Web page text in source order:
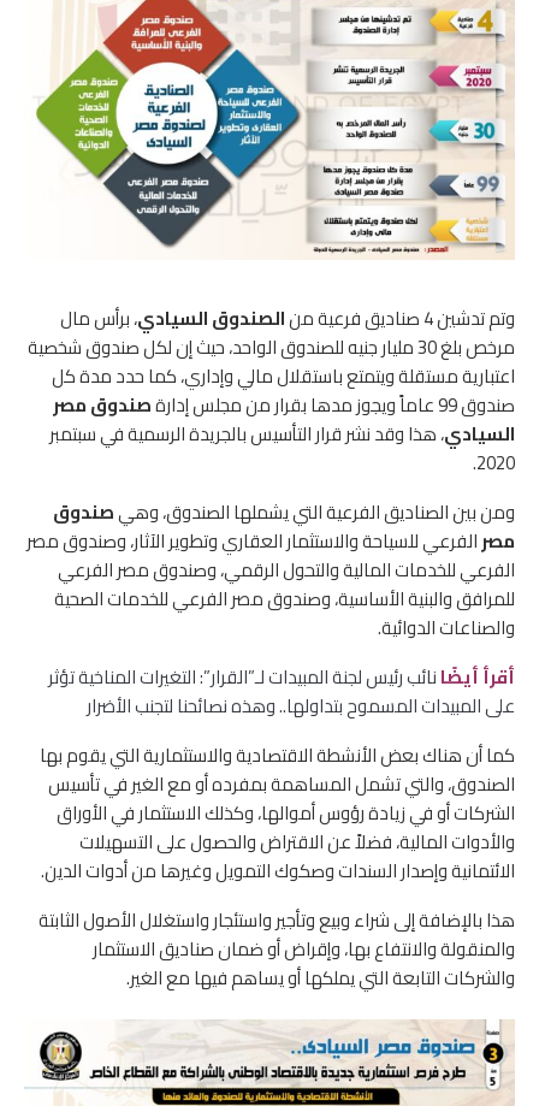
وتم تدشين 4 صناديق فرعية من الصندوق السيادي، برأس مال
مرخص بلغ 30 مليار جنيه للصندوق الواحد، حيث إن لكل صندوق شخصية
اعتبارية مستقلة ويتمتع باستقلال مالي وإداري، كما حدد مدة كل
صندوق 99 عاماً ويجوز مدها بقرار من مجلس إدارة
صندوق مصر
السيادي، هذا وقد نشر قرار التأسيس بالجريدة الرسمية في سبتمبر
2020.
ومن بين الصناديق الفرعية التي يشملها الصندوق، وهيصندوق
مصرالفرعي للسياحة والاستثمار العقاري وتطوير الآثار، وصندوق مصر
الفرعي للخدمات المالية والتحول الرقمي، وصندوق مصر الفرعي
للمرافق والبنية الأساسية، وصندوق مصر الفرعي للخدمات الصحية
والصناعات الدوائية.
أقرأ أيضًانائب رئيس لجنة المبيدات لـ”القرار”: التغيرات المناخية تؤثر
على المبيدات المسموح بتداولها.. وهذه نصائحنا لتجنب الأضرار
كما أن هناك بعض الأنشطة الاقتصادية والاستثمارية التي يقوم بها
الصندوق، والتي تشمل المساهمة بمفرده أو مع الغير في تأسيس
الشركات أو في زيادة رؤوس أموالها، وكذلك الاستثمار في الأوراق
والأدوات المالية، فضلاً عن الاقتراض والحصول على التسهيلات
الائتمانية وإصدار السندات وصكوك التمويل وغيرها من أدوات الدين.
هذا بالإضافة إلى شراء وبيع وتأجير واستئجار واستغلال الأصول الثابتة
والمنقولة والانتفاع بها، وإقراض أو ضمان صناديق الاستثمار
والشركات التابعة التي يملكها أو يساهم فيها مع الغير.